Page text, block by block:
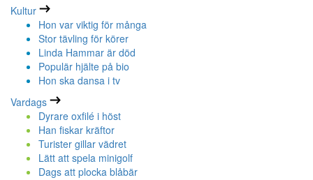
Kultur
Hon var viktig för många
Stor tävling för körer
Linda Hammar är död
Populär hjälte på bio
Hon ska dansa i tv
Vardags
Dyrare oxfilé i höst
Han fiskar kräftor
Turister gillar vädret
Lätt att spela minigolf
Dags att plocka blåbär